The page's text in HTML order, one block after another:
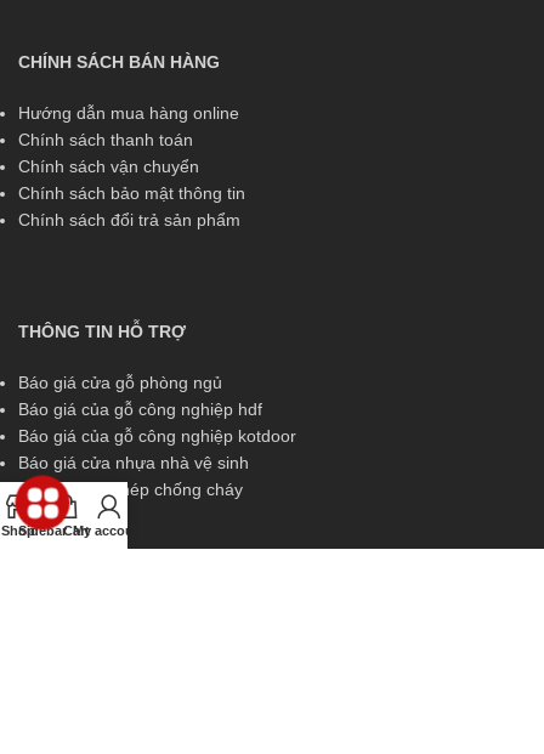
CHÍNH SÁCH BÁN HÀNG
Hướng dẫn mua hàng online
Chính sách thanh toán
Chính sách vận chuyển
Chính sách bảo mật thông tin
Chính sách đổi trả sản phẩm
THÔNG TIN HỖ TRỢ
Báo giá cửa gỗ phòng ngủ
Báo giá của gỗ công nghiệp hdf
Báo giá của gỗ công nghiệp kotdoor
Báo giá cửa nhựa nhà vệ sinh
Báo giá cửa thép chống cháy
ShopSidebarCart
My account